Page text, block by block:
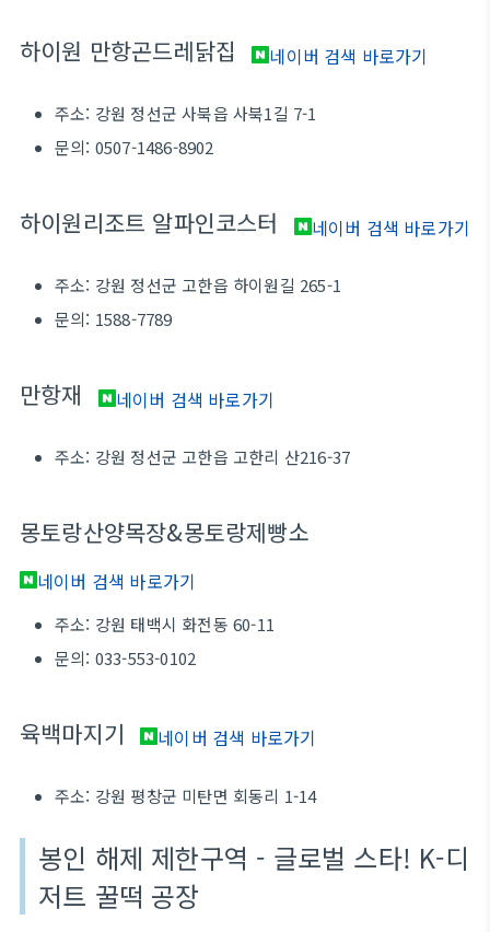
하이원 만항곤드레닭집 네이버 검색 바로가기
주소: 강원 정선군 사북읍 사북1길 7-1
문의: 0507-1486-8902
하이원리조트 알파인코스터 네이버 검색 바로가기
주소: 강원 정선군 고한읍 하이원길 265-1
문의: 1588-7789
만항재 네이버 검색 바로가기
주소: 강원 정선군 고한읍 고한리 산216-37
몽토랑산양목장&몽토랑제빵소
네이버 검색 바로가기
주소: 강원 태백시 화전동 60-11
문의: 033-553-0102
육백마지기 네이버 검색 바로가기
주소: 강원 평창군 미탄면 회동리 1-14
봉인 해제 제한구역 - 글로벌 스타! K-디
저트 꿀떡 공장